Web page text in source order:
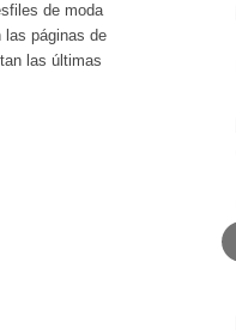
de moda
las páginas de
las últimas